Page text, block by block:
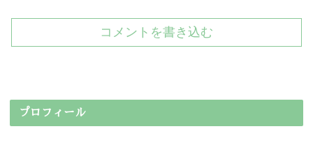
コメントを書き込む
プロフィール